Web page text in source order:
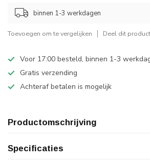
binnen 1-3 werkdagen
Toevoegen om te vergelijken Deel dit product
Voor 17:00 besteld, binnen 1-3
Gratis verzending
Achteraf betalen is mogelijk
Productomschrijving
Specificaties